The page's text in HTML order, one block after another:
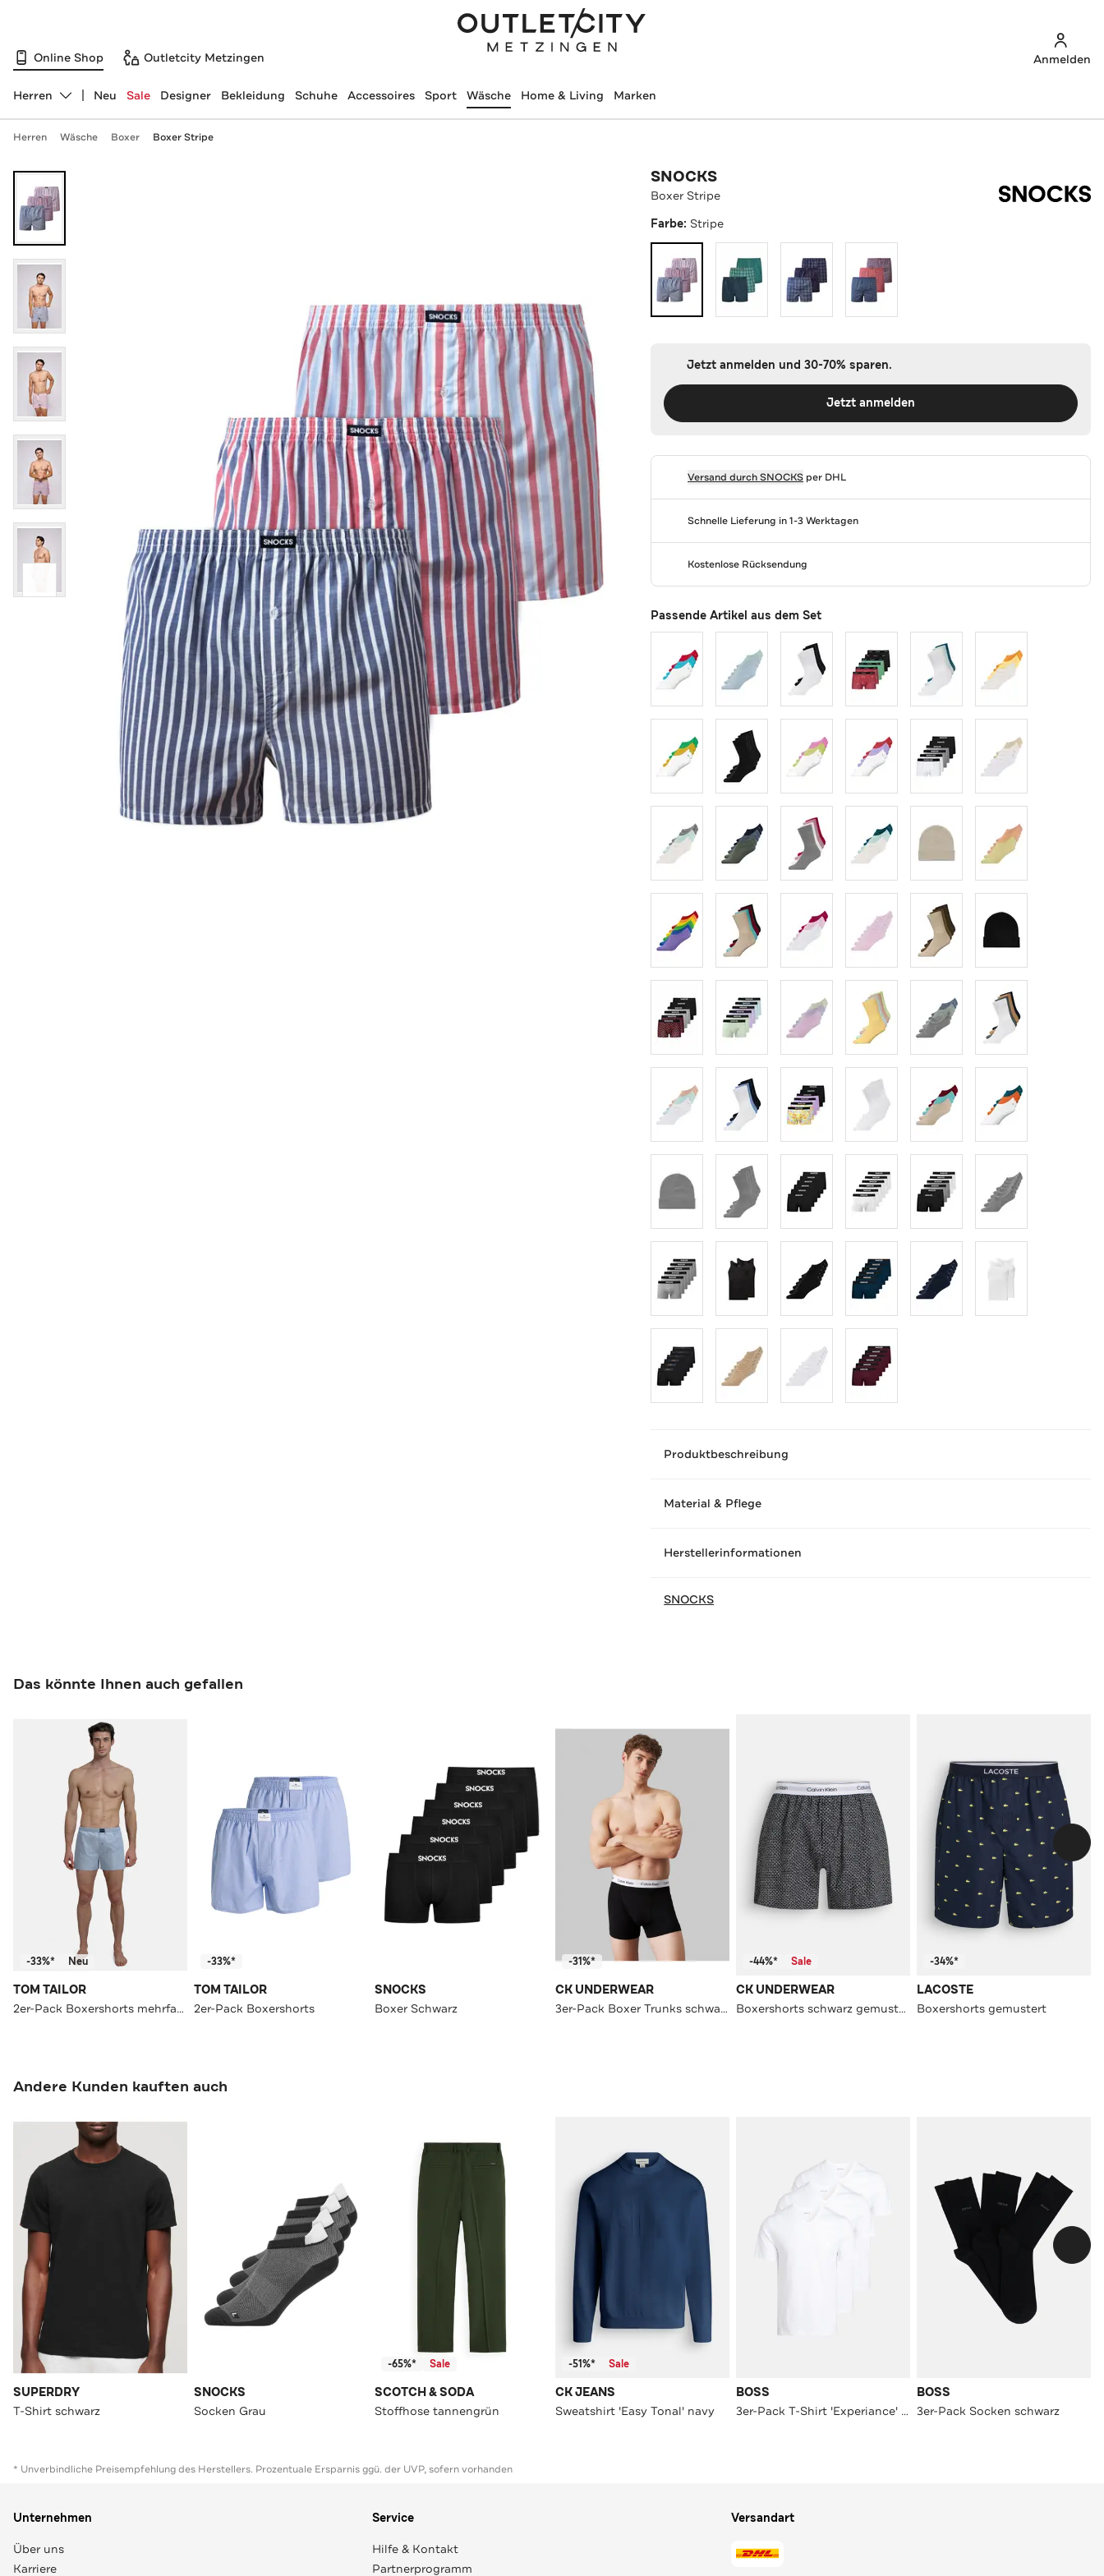
Online Shop Outletcity Metzingen Anmelden
Abteilung ändern, ausgewählt:
Herren Neu Sale Designer Bekleidung Schuhe Accessoires Sport Wäsche Home & Living Marken
Herren Wäsche Boxer Boxer Stripe
SNOCKS
Boxer Stripe
Farbe: Stripe
Jetzt anmelden und 30-70% sparen.
Jetzt anmelden
Versand durchSNOCKS per DHL
Schnelle Lieferung in 1-3 Werktagen
Kostenlose Rücksendung
Passende Artikel aus dem Set
Produktbeschreibung
Material & Pflege
Herstellerinformationen
SNOCKS
Das könnte Ihnen auch gefallen
-33%* Neu
TOM TAILOR
2er-Pack Boxershorts mehrfarbig
-33%*
TOM TAILOR
2er-Pack Boxershorts
SNOCKS
Boxer Schwarz
-31%*
CK UNDERWEAR
3er-Pack Boxer Trunks schwarz
-44%* Sale
CK UNDERWEAR
Boxershorts schwarz gemustert
-34%*
LACOSTE
Boxershorts gemustert
Andere Kunden kauften auch
SUPERDRY
T-Shirt schwarz
SNOCKS
Socken Grau
-65%* Sale
SCOTCH & SODA
Stoffhose tannengrün
-51%* Sale
CK JEANS
Sweatshirt 'Easy Tonal' navy
BOSS
3er-Pack T-Shirt 'Experiance' weiß
BOSS
3er-Pack Socken schwarz
* Unverbindliche Preisempfehlung des Herstellers. Prozentuale Ersparnis ggü. der UVP, sofern vorhanden
Unternehmen
Über uns
Karriere
Service
Hilfe & Kontakt
Partnerprogramm
Versandart